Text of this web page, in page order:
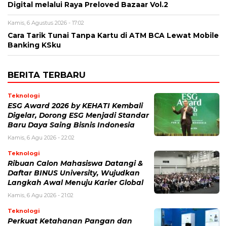
Digital melalui Raya Preloved Bazaar Vol.2
Kamis, 6 Agustus 2026 - 17:02
Cara Tarik Tunai Tanpa Kartu di ATM BCA Lewat Mobile
Banking KSku
BERITA TERBARU
Teknologi
ESG Award 2026 by KEHATI Kembali
Digelar, Dorong ESG Menjadi Standar
Baru Daya Saing Bisnis Indonesia
Kamis, 6 Agu 2026 - 22:02
Teknologi
Ribuan Calon Mahasiswa Datangi &
Daftar BINUS University, Wujudkan
Langkah Awal Menuju Karier Global
Kamis, 6 Agu 2026 - 21:02
Teknologi
Perkuat Ketahanan Pangan dan